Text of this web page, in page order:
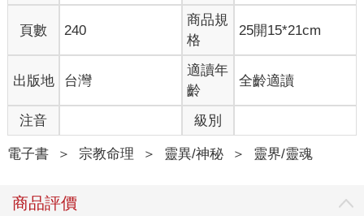
「要說是夢也確實是夢，但有一半不是夢。」
田代先生像是不想被他人聽見似地，小聲開始敘述。
我很容易入睡，只要睡著就會一覺到天亮，幾乎不會中途醒來，
平常也不太做夢。
不過自從搬進這棟公寓後，我變得常常做夢。夢境這種東西，一
般來說醒來之後就會忘得一乾二淨，但我起床後仍記得清清楚
楚，甚至可以詳細說出每一個細節。
第一次做夢時，我夢見夜裡的我站在走廊上，看著樓梯。一直盯
臉了。
頁數 240
商品規
格
25開15*21cm
出版地 台灣
適讀年
齡
全齡適讀
注音 級別
電子書 ＞ 宗教命理 ＞ 靈異/神秘 ＞ 靈界/靈魂
商品評價